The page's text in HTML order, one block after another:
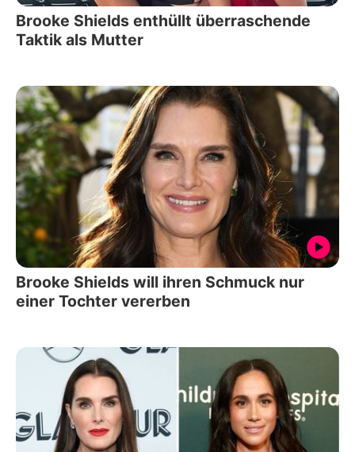
Brooke Shields enthüllt überraschende
Taktik als Mutter
Brooke Shields will ihren Schmuck nur
einer Tochter vererben